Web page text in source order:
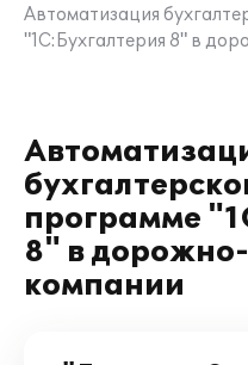
Автоматизация
"1С:Бухгалтерия 8" в
программе
8" в
компании